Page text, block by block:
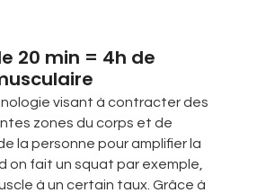
20 min = 4h de
visant à contracter des
zones du corps et de
la personne pour amplifier la
on fait un squat par exemple,
à un certain taux. Grâce à